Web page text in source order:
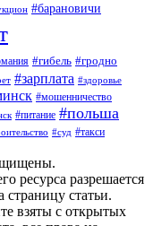
#барановичи
#гибель #гродно
#зарплата #здоровье
#мошенничество
#питание #польша
#суд #такси
ресурса разрешается
страницу статьи.
взяты с открытых